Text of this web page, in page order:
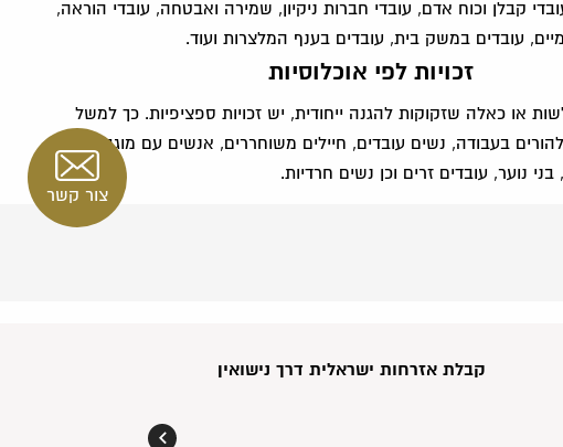
קבלן וכוח אדם, עובדי חברות ניקיון, שמירה ואבטחה, עובדי הוראה,
עובדים במשק בית, עובדים בענף המלצרות ועוד.
זכויות לפי אוכלוסיות
או כאלה שזקוקות להגנה ייחודית, יש זכויות ספציפיות. כך למשל
להורים בעבודה, נשים עובדים, חיילים משוחררים, אנשים עם מוגבלויות,
נוער, עובדים זרים וכן נשים חרדיות.
קבלת אזרחות ישראלית דרך נישואין
צור קשר